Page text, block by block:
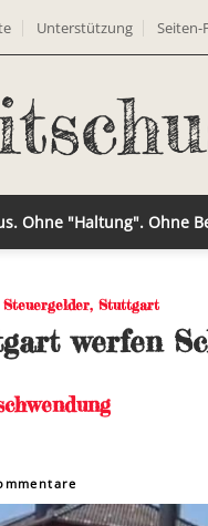
Unterstützung Seiten-
Ohne "Haltung". Ohne
Steuergelder, Stuttgart
werfen